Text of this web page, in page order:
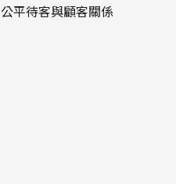
公平待客與顧客關係